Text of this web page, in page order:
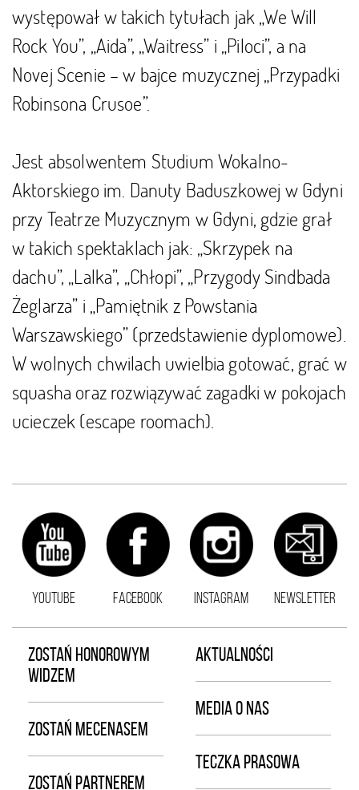
występował w takich tytułach jak „We Will
Rock You”, „Aida”, „Waitress” i „Piloci”, a na
Novej Scenie – w bajce muzycznej „Przypadki
Robinsona Crusoe”.
Jest absolwentem Studium Wokalno-
Aktorskiego im. Danuty Baduszkowej w Gdyni
przy Teatrze Muzycznym w Gdyni, gdzie grał
w takich spektaklach jak: „Skrzypek na
dachu”, „Lalka”, „Chłopi”, „Przygody Sindbada
Żeglarza” i „Pamiętnik z Powstania
Warszawskiego” (przedstawienie dyplomowe).
W wolnych chwilach uwielbia gotować, grać w
squasha oraz rozwiązywać zagadki w pokojach
ucieczek (escape roomach).
YOUTUBE FACEBOOK INSTAGRAM NEWSLETTER
ZOSTAŃ HONOROWYM
WIDZEM
ZOSTAŃ MECENASEM
ZOSTAŃ PARTNEREM
AKTUALNOŚCI
MEDIA O NAS
TECZKA PRASOWA